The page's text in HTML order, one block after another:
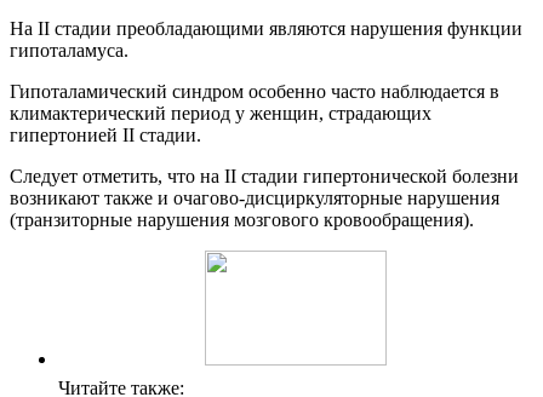
На II стадии преобладающими являются нарушения функции
гипоталамуса.
Гипоталамический синдром особенно часто наблюдается в
климактерический период у женщин, страдающих
гипертонией II стадии.
Следует отметить, что на II стадии гипертонической болезни
возникают также и очагово-дисциркуляторные нарушения
(транзиторные нарушения мозгового кровообращения).
Читайте также: